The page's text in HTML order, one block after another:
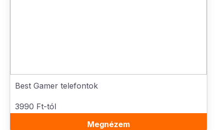
Best Gamer telefontok
3990 Ft-tól
Megnézem